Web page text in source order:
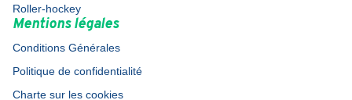
Roller-hockey
Mentions légales
Conditions Générales
Politique de confidentialité
Charte sur les cookies